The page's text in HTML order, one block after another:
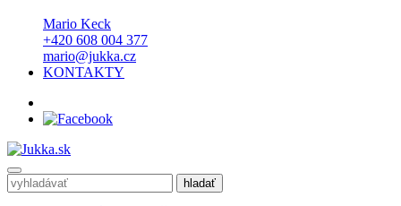
Mario Keck
+420 608 004 377
mario@jukka.cz
KONTAKTY